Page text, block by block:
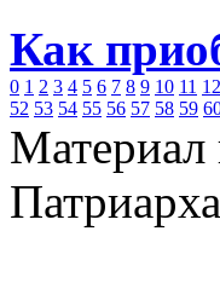
Как
0 1 2 3 4 5 6 7 8 9 10 11 12
52 53 54 55 56 57 58 59
Материал